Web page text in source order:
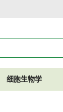
细胞生物学